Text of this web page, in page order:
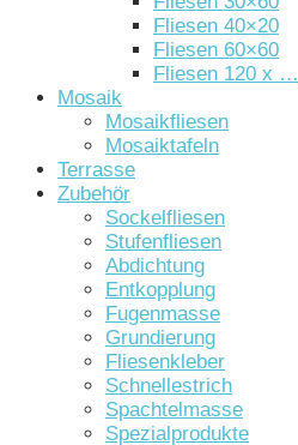
Fliesen 40×20
Fliesen 60×60
Fliesen 120 x …
Mosaik
Mosaikfliesen
Mosaiktafeln
Terrasse
Zubehör
Sockelfliesen
Stufenfliesen
Abdichtung
Entkopplung
Fugenmasse
Grundierung
Fliesenkleber
Schnellestrich
Spachtelmasse
Spezialprodukte